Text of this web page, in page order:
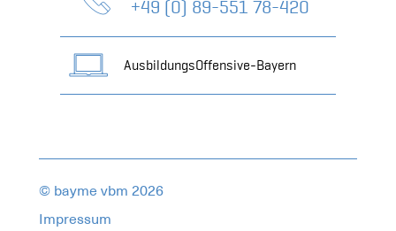
+49 (0) 89-551 78-420
AusbildungsOffensive-Bayern
© bayme vbm 2026
Impressum